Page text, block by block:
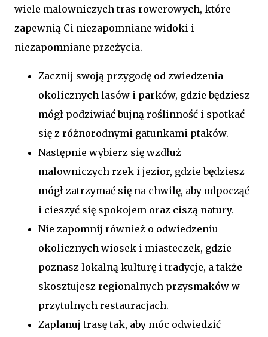
wiele malowniczych tras rowerowych, które
zapewnią Ci niezapomniane widoki i
niezapomniane przeżycia.
Zacznij swoją przygodę od zwiedzenia
okolicznych lasów i parków, gdzie będziesz
mógł podziwiać bujną roślinność i spotkać
się z różnorodnymi gatunkami ptaków.
Następnie wybierz się wzdłuż
malowniczych rzek i jezior, gdzie będziesz
mógł zatrzymać się na chwilę, aby odpocząć
i cieszyć się spokojem oraz ciszą natury.
Nie zapomnij również o odwiedzeniu
okolicznych wiosek i miasteczek, gdzie
poznasz lokalną kulturę i tradycje, a także
skosztujesz regionalnych przysmaków w
przytulnych restauracjach.
Zaplanuj trasę tak, aby móc odwiedzić